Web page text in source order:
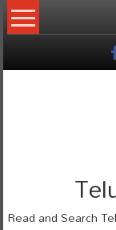
Skip
to
Read and Search